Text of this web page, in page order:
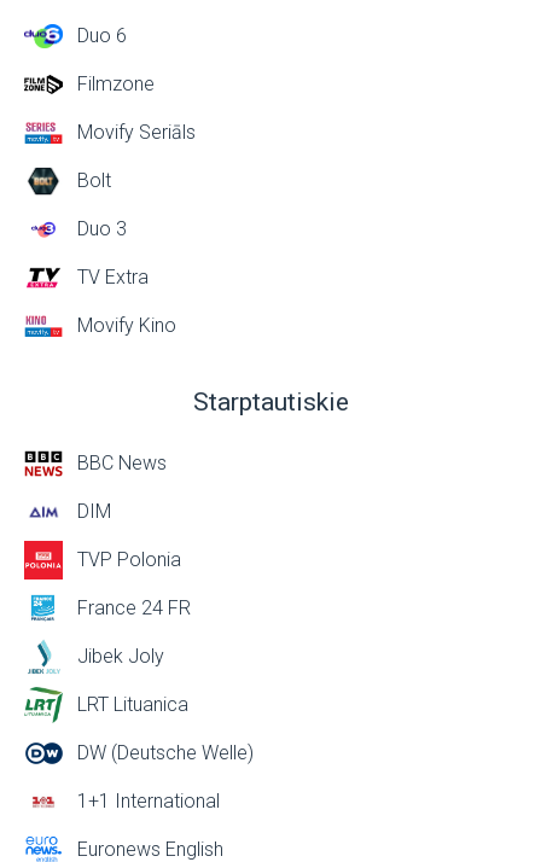
Duo 6
Filmzone
Movify Seriāls
Bolt
Duo 3
TV Extra
Movify Kino
Starptautiskie
BBC News
DIM
TVP Polonia
France 24 FR
Jibek Joly
LRT Lituanica
DW (Deutsche Welle)
1+1 International
Euronews English